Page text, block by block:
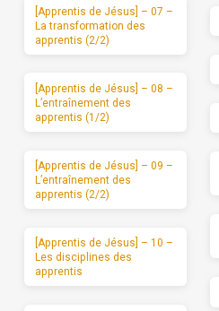
[Apprentis de Jésus] – 07 –
La transformation des
apprentis (2/2)
[Apprentis de Jésus] – 08 –
L’entraînement des
apprentis (1/2)
[Apprentis de Jésus] – 09 –
L’entraînement des
apprentis (2/2)
[Apprentis de Jésus] – 10 –
Les disciplines des
apprentis